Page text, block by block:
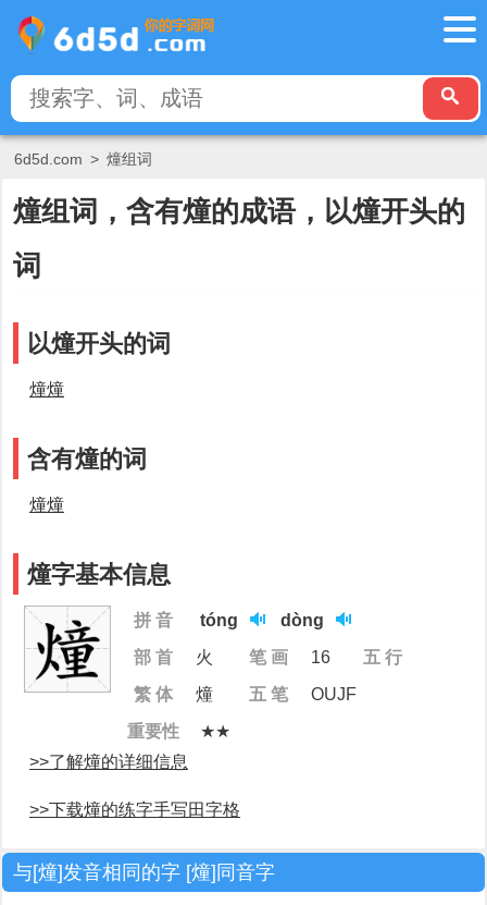
6d5d.com > 燑组词
燑组词，含有燑的成语，以燑开头的
词
以燑开头的词
燑燑
含有燑的词
燑燑
燑字基本信息
拼 音 tóng
dòng
部 首
火 笔 画 16
五 行
繁 体
燑 五 笔
OUJF
重要性
★★
>>了解燑的详细信息
>>下载燑的练字手写田字格
与[燑]发音相同的字 [燑]同音字